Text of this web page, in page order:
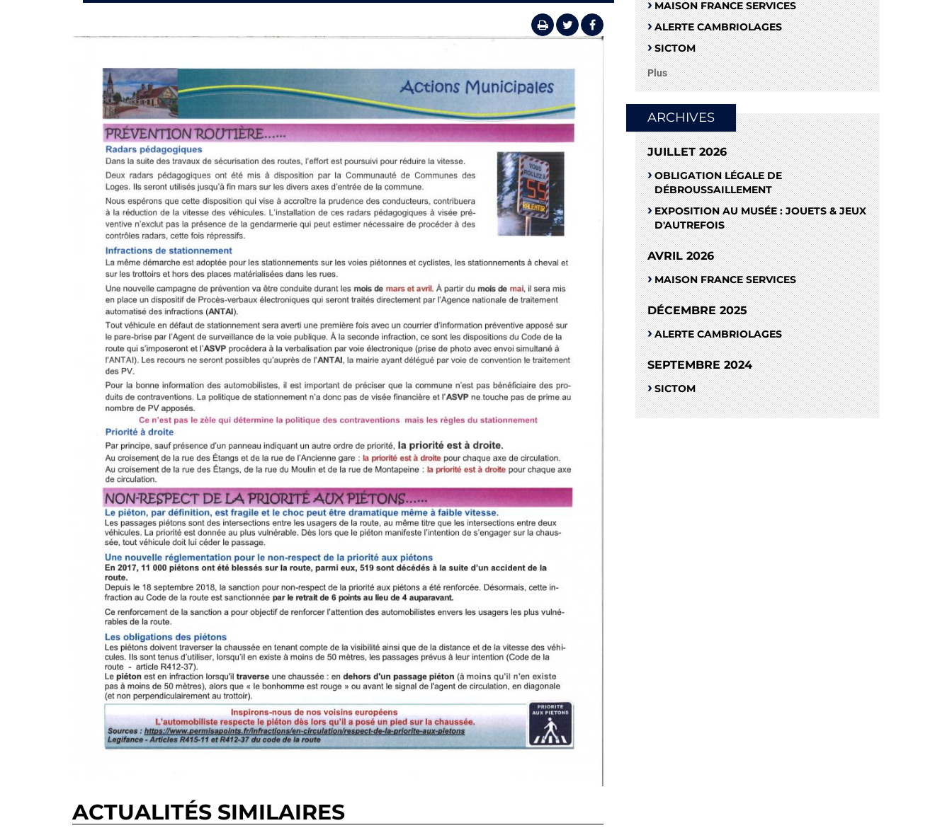
ACTUALITÉS SIMILAIRES
MAISON FRANCE SERVICES
ALERTE CAMBRIOLAGES
SICTOM
Plus
ARCHIVES
JUILLET 2026
OBLIGATION LÉGALE DE
DÉBROUSSAILLEMENT
EXPOSITION AU MUSÉE : JOUETS & JEUX
D'AUTREFOIS
AVRIL 2026
MAISON FRANCE SERVICES
DÉCEMBRE 2025
ALERTE CAMBRIOLAGES
SEPTEMBRE 2024
SICTOM